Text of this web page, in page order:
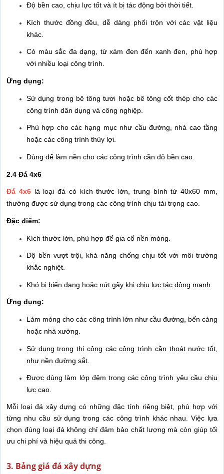
Độ bền cao, chịu lực tốt và ít bị tác động bởi thời tiết.
Kích thước đồng đều, dễ dàng phối trộn với các vật liệu
khác.
Có màu sắc đa dạng, từ xám đen đến xanh đen, phù hợp
với nhiều loại công trình.
Ứng dụng:
Sử dụng trong bê tông tươi hoặc bê tông cốt thép cho các
công trình dân dụng và công nghiệp.
Phù hợp cho các hạng mục như cầu đường, nhà cao tầng
hoặc các công trình thủy lợi.
Dùng để làm nền cho các công trình cần độ bền cao.
2.4 Đá 4x6
Đá 4x6là loại đá có kích thước lớn, trung bình từ 40x60 mm,
thường được sử dụng trong các công trình chịu tải trọng cao.
Đặc điểm:
Kích thước lớn, phù hợp để gia cố nền móng.
Độ bền vượt trội, khả năng chống chịu tốt với môi trường
khắc nghiệt.
Khó bị biến dạng hoặc nứt gãy khi chịu lực tác động mạnh.
Ứng dụng:
Làm móng cho các công trình lớn như cầu đường, bến cảng
hoặc nhà xưởng.
Sử dụng trong thi công các công trình cần thoát nước tốt,
như nền đường sắt.
Được dùng làm lớp đệm trong các công trình yêu cầu chịu
lực cao.
Mỗi loại đá xây dựng có những đặc tính riêng biệt, phù hợp với
từng nhu cầu sử dụng trong các công trình khác nhau. Việc lựa
chọn đúng loại đá không chỉ đảm bảo chất lượng mà còn giúp tối
ưu chi phí và hiệu quả thi công.
3. Bảng giá đá xây dựng